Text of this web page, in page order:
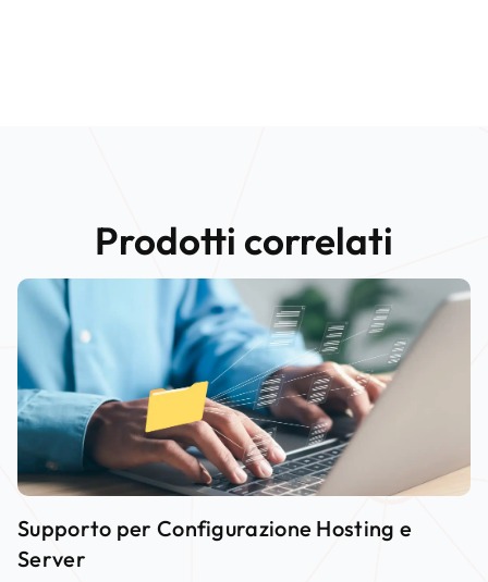
Prodotti correlati
Supporto per Configurazione Hosting e
Server